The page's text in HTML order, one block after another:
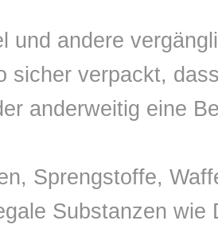
und andere
sicher verpackt,
anderweitig eine
Sprengstoffe,
Substanzen